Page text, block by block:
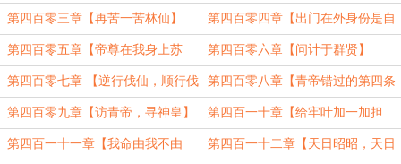
古后天庭】 的】
第四百零三章【再苦一苦林仙】 第四百零四章【出门在外身份是自
己给的】
第四百零五章【帝尊在我身上苏
醒】
第四百零六章【问计于群贤】
第四百零七章 【逆行伐仙，顺行伐
凡】
第四百零八章【青帝错过的第四条
仙路】
第四百零九章【访青帝，寻神皇】 第四百一十章【给牢叶加一加担
子】
第四百一十一章【我命由我不由 第四百一十二章【天日昭昭，天日